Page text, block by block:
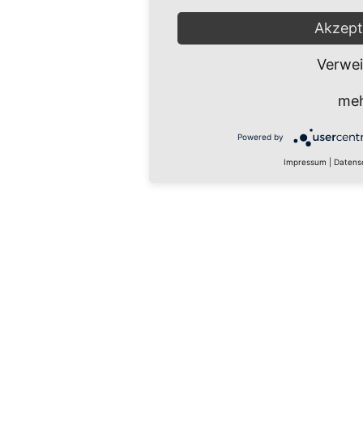
Powered by
Impressum